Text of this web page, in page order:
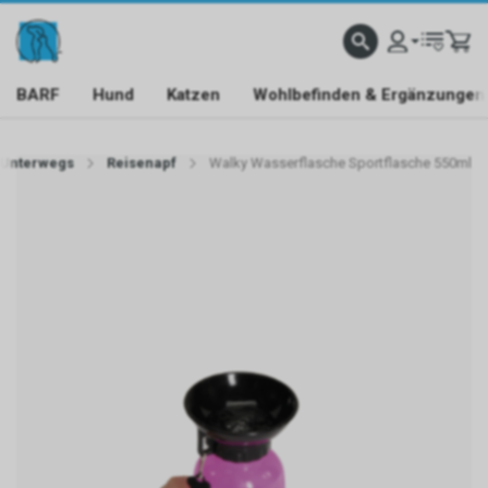
BARF Hund Katzen Wohlbefinden & Ergänzungen
Unterwegs Reisenapf Walky Wasserflasche Sportflasche 550ml